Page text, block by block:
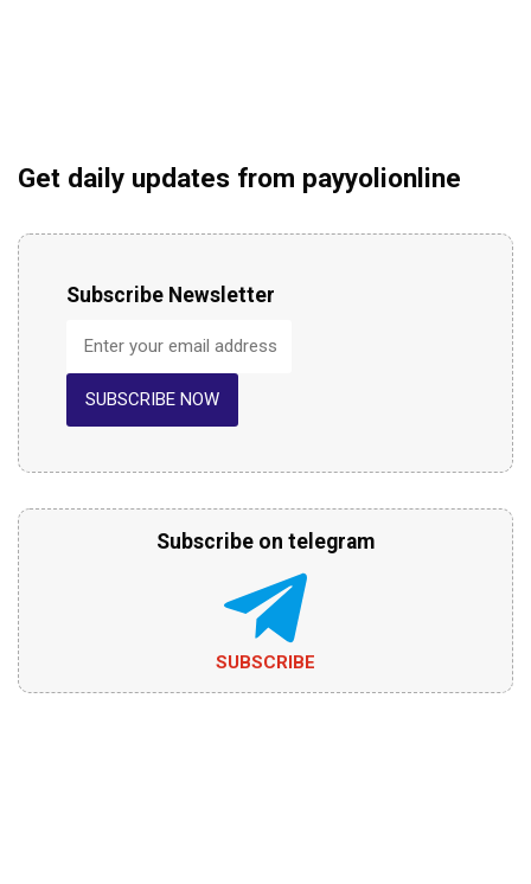
Get daily updates from payyolionline
Subscribe Newsletter
SUBSCRIBE NOW
Subscribe on telegram
SUBSCRIBE